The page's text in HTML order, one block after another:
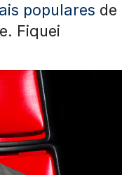
populares de
Fiquei